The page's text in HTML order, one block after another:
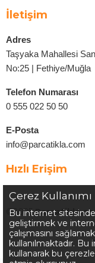
İletişim
Adres
Taşyaka Mahallesi
No:25 | Fethiye/Muğla
Telefon Numarası
0 555 022 50 50
E-Posta
info@parcatikla.com
Hızlı Erişim
©2025
Çerez Kullanımı
Bu internet
geliştirmek ve
çalışmasını
kullanılmaktadır.
kullanarak bu